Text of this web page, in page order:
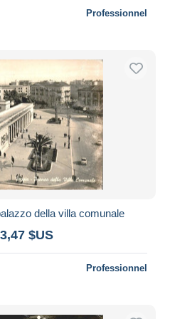
Professionnel
della villa comunale
$US
Professionnel